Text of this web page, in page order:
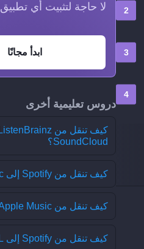
لا حاجة لتثبيت أي تطبيق
ابدأ مجانًا
دروس تعليمية أخرى
SoundCloud؟
كيف تنقل من Spotify إلى Apple Music؟
كيف تنقل من Apple Music إلى Spotify؟
كيف تنقل من Spotify إلى TIDAL؟